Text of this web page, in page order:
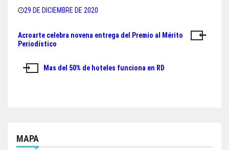
bo tt
er
ts
pp
29 DE DICIEMBRE DE 2020
Navegación
entradas
Acroarte celebra novena entrega del Premio al Mérito
Periodístico
Mas del 50% de hoteles funciona en RD
MAPA